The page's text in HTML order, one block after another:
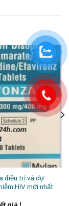
điều trị và dự
HIV mới nhất